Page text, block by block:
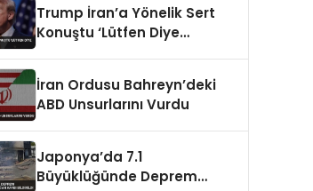
Trump İran’a Yönelik Sert
Konuştu ‘Lütfen Diye
İran Ordusu Bahreyn’deki
ABD Unsurlarını Vurdu
Japonya’da 7.1
Büyüklüğünde Deprem